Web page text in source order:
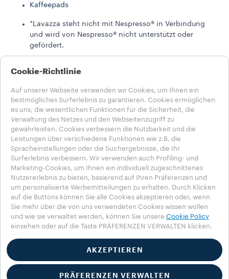
Kaffeepads
*Lavazza steht nicht mit Nespresso® in Verbindung
und wird von Nespresso® nicht unterstützt oder
gefördert.
NACHHALTIGKEIT
LAVAZZA WORLD
HILFE UND KONTAKT
FAQs
Kontakt
Karriere
Datenschutz & AGB​
Nutzungsbedingungen
Wähle dein Land aus​
ÖSTERREICH
ÖSTERREICH
ANDERE LÄNDER
Datenschutzbestimmung
Impressum
Cookie-Richtlinie​
Cookie-Einstellungen​
Erklärung zur Barrierefreiheit
Cookie-Richtlinie
Auf unserer Webseite verwenden wir Cookies, um Ihnen ein
bestmögliches Surferlebnis zu garantieren. Cookies ermöglichen
es uns, die wesentlichen Funktionen für die Sicherheit, die
Verwaltung des Netzes und den Webseitenzugriff zu
gewährleisten. Cookies verbessern die Nutzbarkeit und die
Leistungen über verschiedene Funktionen wie z.B. die
Spracheinstellungen oder die Suchergebnisse, die Ihr
Surferlebnis verbessern. Wir verwenden auch Profiling- und
Marketing-Cookies, um Ihnen ein individuell zugeschnittenes
Nutzererlebnis zu bieten, basierend auf Ihren Präferenzen und
um personalisierte Werbemitteilungen zu erhalten. Durch Klicken
auf die Buttons können Sie alle Cookies akzeptieren oder, wenn
Sie mehr über die von uns verwendeten Cookies wissen wollen
und wie sie verwaltet werden, können Sie unsere Cookie Policy
einsehen oder auf die Taste PRÄFERENZEN VERWALTEN klicken.
AKZEPTIEREN
PRÄFERENZEN VERWALTEN